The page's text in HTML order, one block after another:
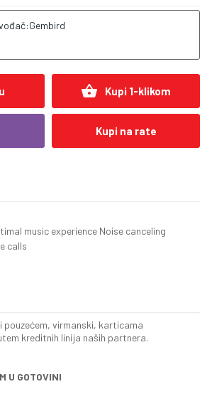
shopping_basket Kupi 1-klikom
Kupi na rate
music experience Noise canceling
calls
virmanski, karticama
kreditnih linija naših partnera.
U GOTOVINI